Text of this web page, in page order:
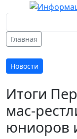
Главная
Новости
Итоги
мас-
юниоров